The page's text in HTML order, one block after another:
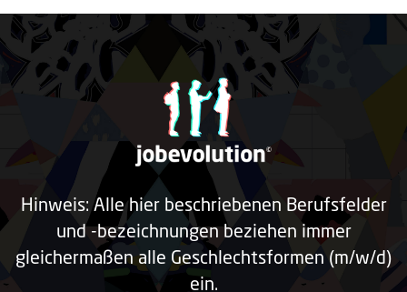
Hinweis: Alle hier beschriebenen Berufsfelder
und -bezeichnungen beziehen immer
gleichermaßen alle Geschlechtsformen (m/w/d)
ein.